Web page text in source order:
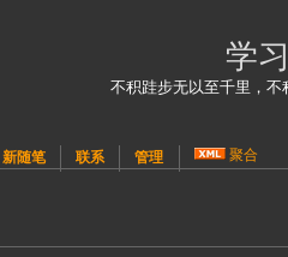
学
不积跬步无以至千里，
新随笔 联系 管理 聚合